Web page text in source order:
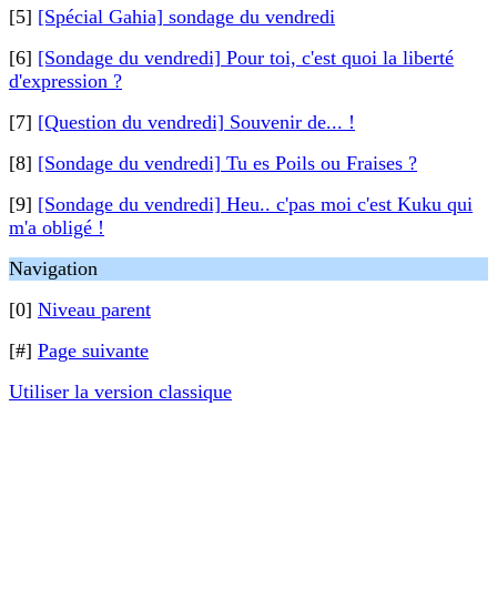
[5] [Spécial Gahia] sondage du vendredi
[6] [Sondage du vendredi] Pour toi, c'est quoi la liberté
d'expression ?
[7] [Question du vendredi] Souvenir de... !
[8] [Sondage du vendredi] Tu es Poils ou Fraises ?
[9] [Sondage du vendredi] Heu.. c'pas moi c'est Kuku qui
m'a obligé !
Navigation
[0] Niveau parent
[#] Page suivante
Utiliser la version classique